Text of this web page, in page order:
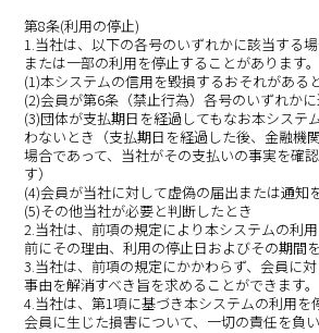
第8条(利用の停止)
1.当社は、以下の各号のいずれかに該当する
または一部の利用を停止することがあります。
(1)本システムの信用を毀損するおそれがある
(2)会員が第6条（禁止行為）各号のいずれか
(3)団体が支払期日を経過してもなお本システ
わないとき（支払期日を経過した後、金融機
場合であって、当社がその支払いの事実を確
す）
(4)会員が当社に対して虚偽の届出または通知
(5)その他当社が必要と判断したとき
2.当社は、前項の規定により本システムの利
前にその理由、利用の停止日およびその期間
3.当社は、前項の規定にかかわらず、会員に
事由を解消すべき旨を求めることができます。
4.当社は、第1項に基づき本システムの利用を
会員に生じた損害について、一切の責任を負い